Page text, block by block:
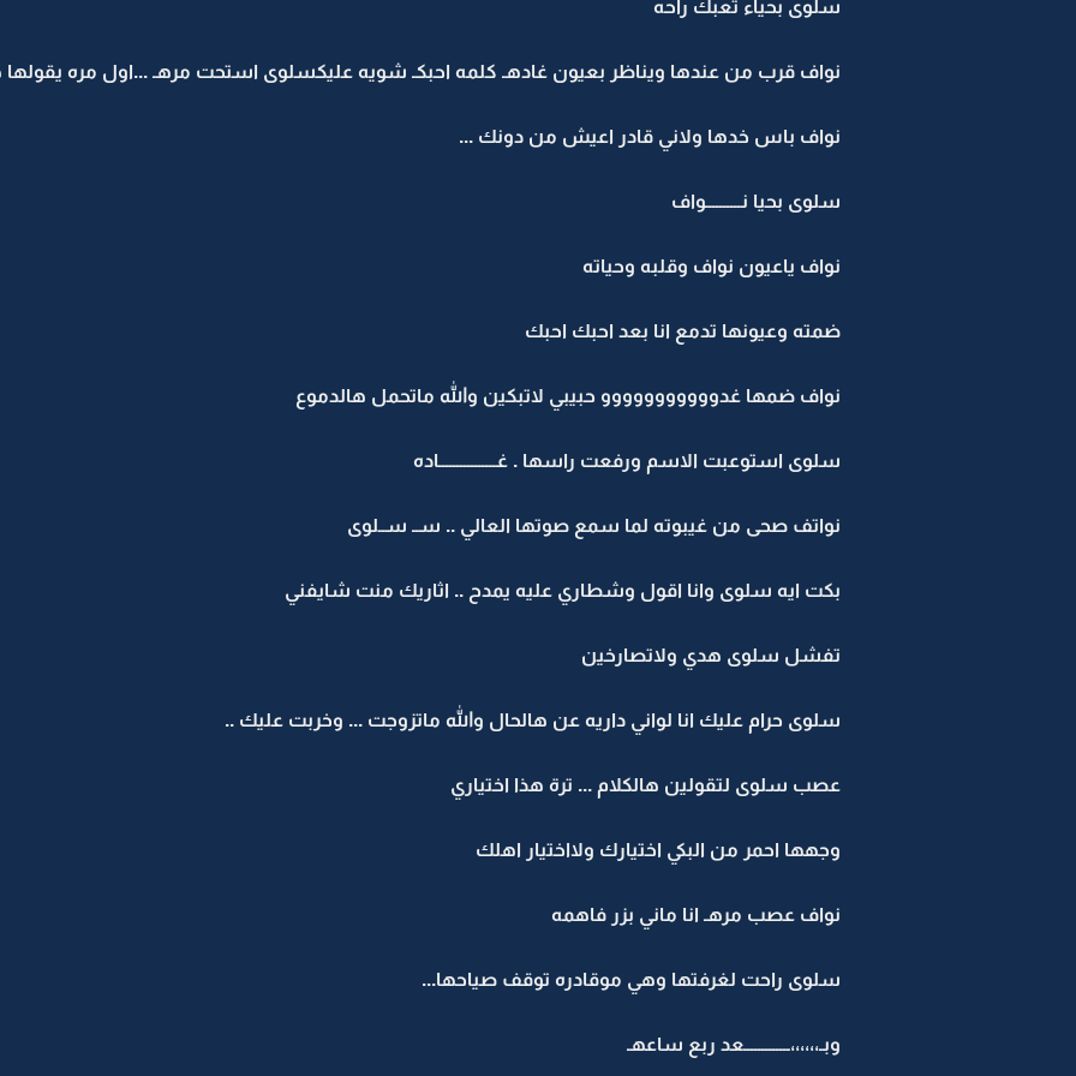
سلوى بحياء تعبك راحه
نواف قرب من عندها ويناظر بعيون غادهـ كلمه احبكـ شويه عليكسلوى استحت مرهـ ...اول مره يقولها
نواف باس خدها ولاني قادر اعيش من دونك ...
سلوى بحيا نــــــــــواف
نواف ياعيون نواف وقلبه وحياته
ضمته وعيونها تدمع انا بعد احبك احبك
نواف ضمها غدووووووووووو حبيبي لاتبكين والله ماتحمل هالدموع
سلوى استوعبت الاسم ورفعت راسها . غــــــــــــــــاده
نواتف صحى من غيبوته لما سمع صوتها العالي .. ســ ســلوى
بكت ايه سلوى وانا اقول وشطاري عليه يمدح .. اثاريك منت شايفني
تفشل سلوى هدي ولاتصارخين
سلوى حرام عليك انا لواني داريه عن هالحال والله ماتزوجت ... وخربت عليك ..
عصب سلوى لتقولين هالكلام ... ترة هذا اختياري
وجهها احمر من البكي اختيارك ولااختيار اهلك
نواف عصب مرهـ انا ماني بزر فاهمه
سلوى راحت لغرفتها وهي موقادره توقف صياحها...
وبـ،،،،،،ـــــــــــــعد ربع ساعهـ